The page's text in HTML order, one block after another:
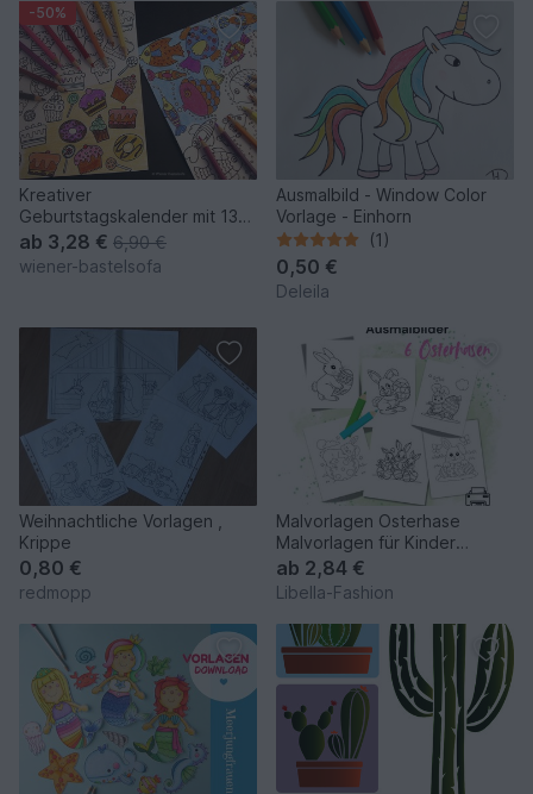
-50%
Kreativer
Geburtstagskalender mit 13
Ausmalbögen, Ausmalbogen,
Kalender
ab 3,28 € 6,90 €
wiener-bastelsofa
Ausmalbild - Window Color
Vorlage - Einhorn
(1)
0,50 €
Deleila
Weihnachtliche Vorlagen ,
Krippe
0,80 €
redmopp
Malvorlagen Osterhase
Malvorlagen für Kinder
Ausmalheft A4
Sofortdownload
ab 2,84 €
Libella-Fashion